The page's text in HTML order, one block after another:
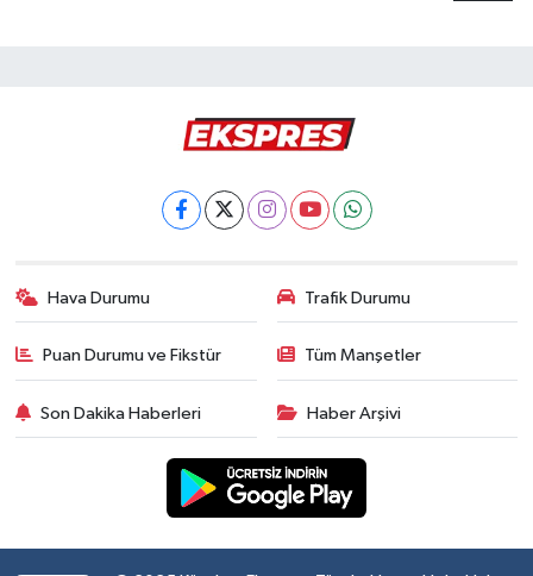
Hava Durumu Trafik Durumu
Puan Durumu ve Fikstür Tüm Manşetler
Son Dakika Haberleri Haber Arşivi